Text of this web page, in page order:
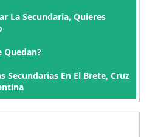
La Secundaria, Quieres
Quedan?
Secundarias En El Brete, Cruz